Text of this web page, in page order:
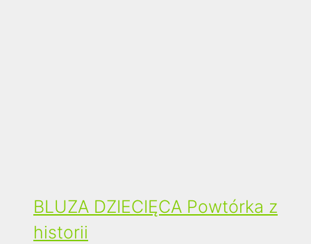
BLUZA DZIECIĘCA Powtórka z
historii